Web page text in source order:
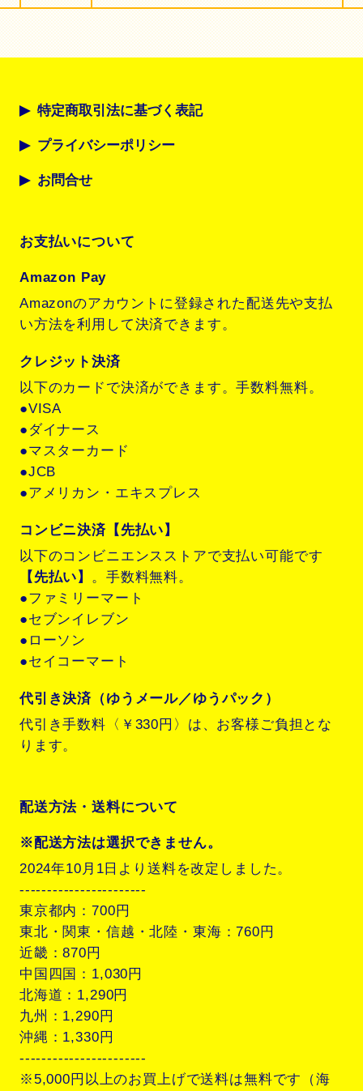
特定商取引法に基づく表記
プライバシーポリシー
お問合せ
お支払いについて
Amazon Pay
Amazonのアカウントに登録された配送先や支払
い方法を利用して決済できます。
クレジット決済
以下のカードで決済ができます。手数料無料。
●VISA
●ダイナース
●マスターカード
●JCB
●アメリカン・エキスプレス
コンビニ決済【先払い】
以下のコンビニエンスストアで支払い可能です
【先払い】 。手数料無料。
●ファミリーマート
●セブンイレブン
●ローソン
●セイコーマート
代引き決済（ゆうメール／ゆうパック）
代引き手数料〈￥330円〉は、お客様ご負担とな
ります。
配送方法・送料について
※配送方法は選択できません。
2024年10月1日より送料を改定しました。
-----------------------
東京都内：700円
東北・関東・信越・北陸・東海：760円
近畿：870円
中国四国：1,030円
北海道：1,290円
九州：1,290円
沖縄：1,330円
-----------------------
※5,000円以上のお買上げで送料は無料です（海